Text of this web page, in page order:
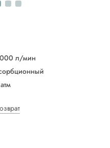
л/мин